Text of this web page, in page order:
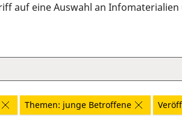
auf eine Auswahl an Infomaterialien
Themen: junge Betroffene